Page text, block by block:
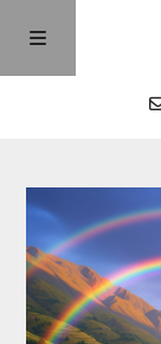
Episodios
Quienes Somos